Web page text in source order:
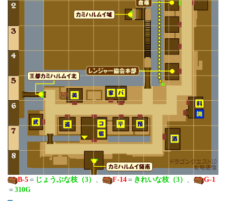
B-5 ＝ じょうぶな枝（3） 、 F-14 ＝ きれいな枝（3） 、
G-1
＝ 310G